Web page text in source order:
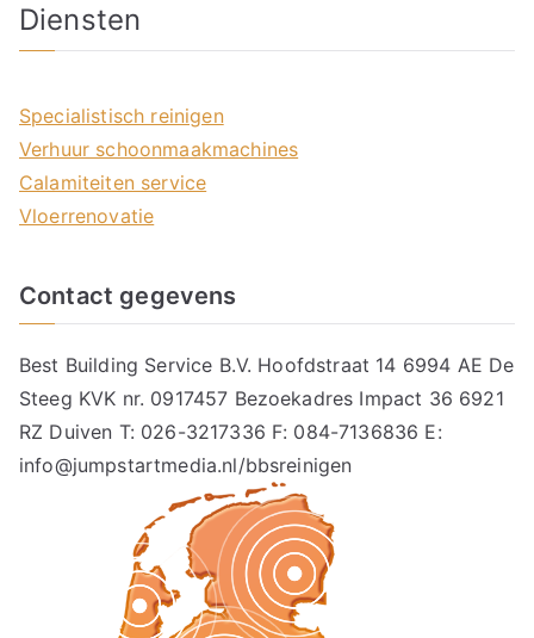
Diensten
Specialistisch reinigen
Verhuur schoonmaakmachines
Calamiteiten service
Vloerrenovatie
Contact gegevens
Best Building Service B.V. Hoofdstraat 14 6994 AE De
Steeg KVK nr. 0917457 Bezoekadres Impact 36 6921
RZ Duiven T: 026-3217336 F: 084-7136836 E:
info@jumpstartmedia.nl/bbsreinigen